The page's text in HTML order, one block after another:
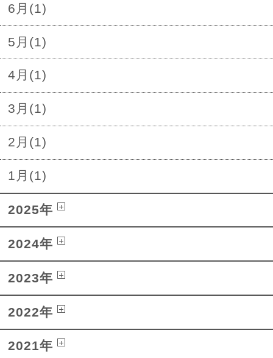
6月(1)
5月(1)
4月(1)
3月(1)
2月(1)
1月(1)
2025年
2024年
2023年
2022年
2021年